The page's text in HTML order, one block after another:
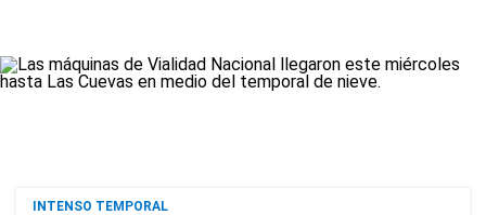
INTENSO TEMPORAL